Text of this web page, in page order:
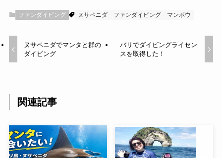
ファンダイビング ヌサペニダ ファンダイビング マンボウ
ヌサペニダでマンタと群の
ダイビング
バリでダイビングライセン
スを取得した！
関連記事